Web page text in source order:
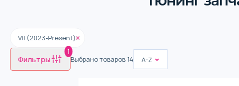
VII (2023-Present)
Фильтры
1
Выбрано товаров 14 A-Z